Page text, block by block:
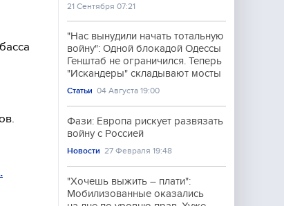
21 Сентября 07:21
"Нас вынудили начать тотальную
войну": Одной блокадой Одессы
Генштаб не ограничился. Теперь
"Искандеры" складывают мосты
Статьи 04 Августа 19:00
Фази: Европа рискует развязать
войну с Россией
Новости 27 Февраля 19:48
"Хочешь выжить – плати":
Мобилизованные оказались